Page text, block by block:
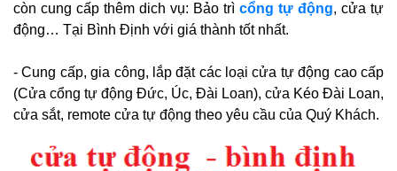
còn cung cấp thêm dich vụ: Bảo trì cổng tự động, cửa tự
động… Tại Bình Định với giá thành tốt nhất.
- Cung cấp, gia công, lắp đặt các loại cửa tự động cao cấp
(Cửa cổng tự động Đức, Úc, Đài Loan), cửa Kéo Đài Loan,
cửa sắt, remote cửa tự động theo yêu cầu của Quý Khách.